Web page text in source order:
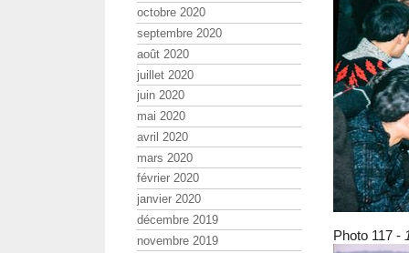
Photo 117 -
octobre 2020
septembre 2020
août 2020
juillet 2020
juin 2020
mai 2020
avril 2020
mars 2020
février 2020
janvier 2020
décembre 2019
novembre 2019